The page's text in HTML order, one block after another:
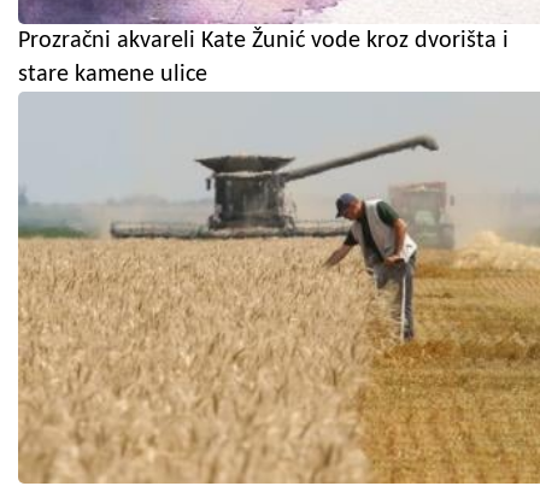
Prozračni akvareli Kate Žunić vode kroz dvorišta i
stare kamene ulice